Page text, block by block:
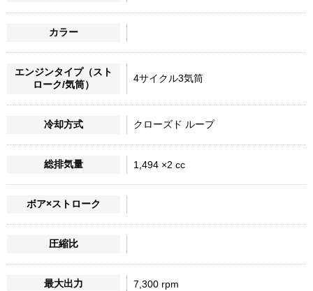
カラー
エンジンタイプ（スト
ローク/気筒）
4サイクル3気筒
冷却方式 クローズド ループ
総排気量 1,494 ×2 cc
ボア×ストローク
圧縮比
最大出力 7,300 rpm